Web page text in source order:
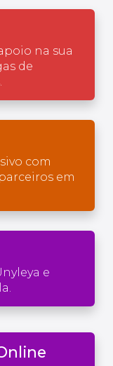
na sua
de
com
em
e